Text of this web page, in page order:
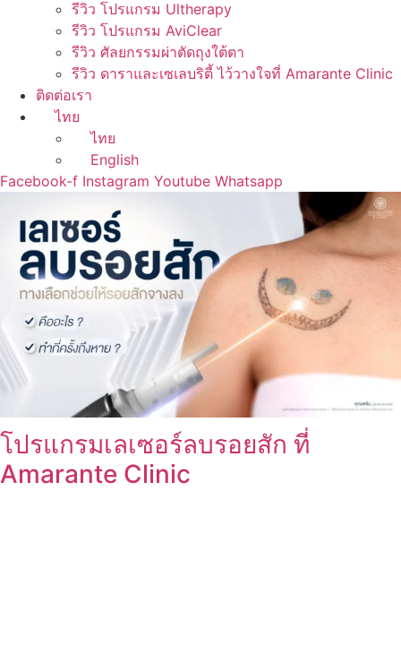
รีวิว โปรแกรม Ultherapy
รีวิว โปรแกรม AviClear
รีวิว ศัลยกรรมผ่าตัดถุงใต้ตา
รีวิว ดาราและเซเลบริตี้ ไว้วางใจที่ Amarante Clinic
ติดต่อเรา
ไทย
ไทย
English
Facebook-f Instagram Youtube Whatsapp
โปรแกรมเลเซอร์ลบรอยสัก ที่
Amarante Clinic